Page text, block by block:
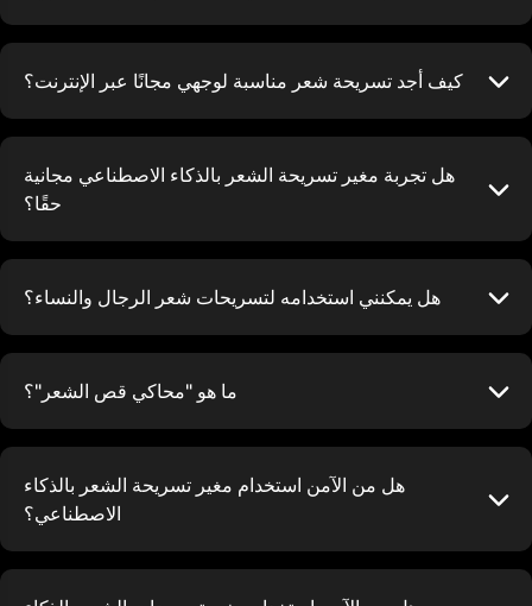
كيف أجد تسريحة شعر مناسبة لوجهي مجانًا عبر الإنترنت؟
هل تجربة مغير تسريحة الشعر بالذكاء الاصطناعي مجانية
حقًا؟
هل يمكنني استخدامه لتسريحات شعر الرجال والنساء؟
ما هو "محاكي قص الشعر"؟
هل من الآمن استخدام مغير تسريحة الشعر بالذكاء
الاصطناعي؟